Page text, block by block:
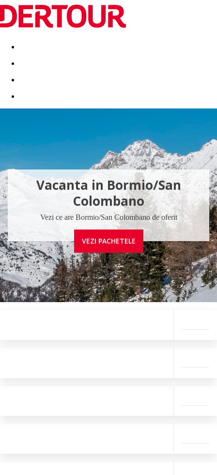
Destinatii Vacanta perfecta OFERTE DE NERATAT
Vacanta in Bormio/San
Colombano
Vezi ce are Bormio/San Colombano de oferit
VEZI PACHETELE